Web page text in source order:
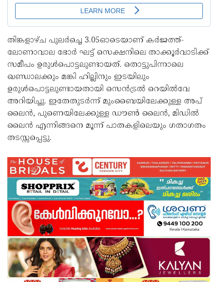
തിങ്കളാഴ്ച പുലർച്ചെ 3.05ഓടെയാണ് കർജത്ത്-
ലോണാവാല ഭോർ ഘട്ട് സെക്ഷനിലെ താക്കൂർവാടിക്ക്
സമീപം ഉരുൾപൊട്ടലുണ്ടായത്. തൊട്ടുപിന്നാലെ
ഖണ്ഡാലക്കും മങ്കി ഹില്ലിനും ഇടയിലും
ഉരുൾപൊട്ടലുണ്ടായതായി സെൻട്രൽ റെയിൽവേ
അറിയിച്ചു. ഇതേതുടർന്ന് മുംബൈയിലേക്കുള്ള അപ്
ലൈൻ, പുണെയിലേക്കുള്ള ഡൗൺ ലൈൻ, മിഡിൽ
ലൈൻ എന്നിങ്ങനെ മൂന്ന് പാതകളിലെയും ഗതാഗതം
തടസ്സപ്പെട്ടു.